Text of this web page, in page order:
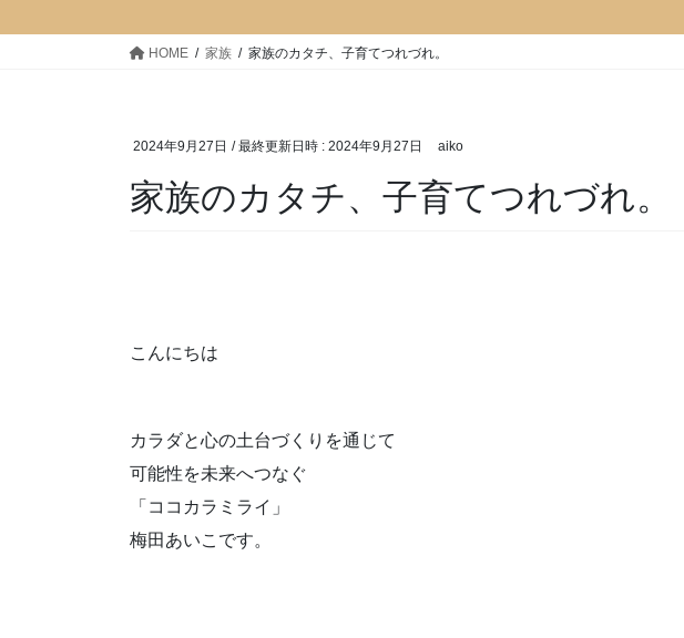
HOME 家族 家族のカタチ、子育てつれづれ。
2024年9月27日 / 最終更新日時 : 2024年9月27日 aiko
家族のカタチ、子育てつれづれ。
こんにちは
カラダと心の土台づくりを通じて
可能性を未来へつなぐ
「ココカラミライ」
梅田あいこです。